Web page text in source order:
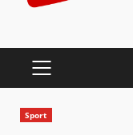
PRIMARY
Sport